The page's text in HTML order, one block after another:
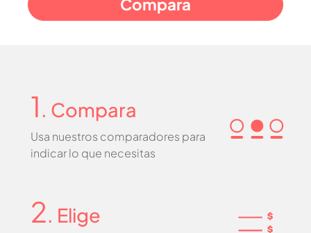
1 . Compara
Usa nuestros comparadores para
indicar lo que necesitas
2. Elige